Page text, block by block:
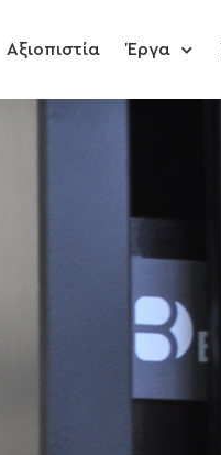
Αξιοπιστία Έργα